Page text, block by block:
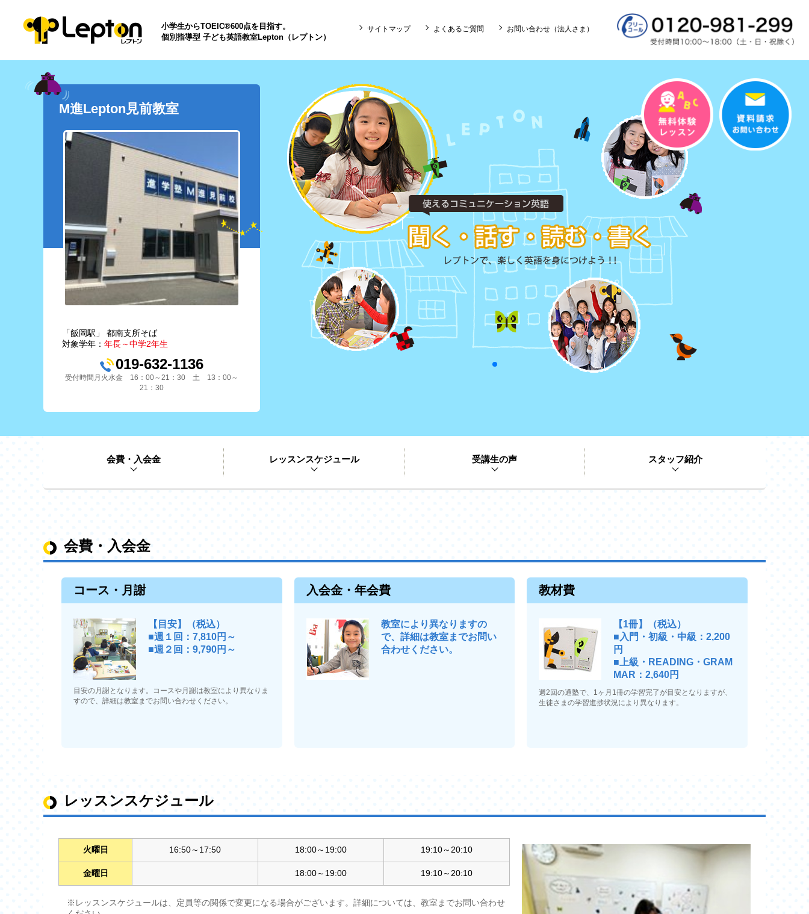
小学生からTOEIC®600点を目指す。
個別指導型 子ども英語教室Lepton（レプトン）
サイトマップ よくあるご質問 お問い合わせ（法人さま）
M進Lepton見前教室
「飯岡駅」 都南支所そば
対象学年： 年長～中学2年生
019-632-1136
受付時間月火水金 16：00～21：30 土 13：00～
21：30
会費・入会金 レッスンスケジュール 受講生の声 スタッフ紹介
会費・入会金
コース・月謝
【目安】（税込）
■週１回：7,810円～
■週２回：9,790円～
目安の月謝となります。コースや月謝は教室により異なりま
すので、詳細は教室までお問い合わせください。
入会金・年会費
教室により異なりますの
で、詳細は教室までお問い
合わせください。
教材費
【1冊】（税込）
■入門・初級・中級：2,200
円
■上級・READING・GRAM
MAR：2,640円
週2回の通塾で、1ヶ月1冊の学習完了が目安となりますが、
生徒さまの学習進捗状況により異なります。
レッスンスケジュール
火曜日 16:50～17:50 18:00～19:00 19:10～20:10
金曜日 18:00～19:00 19:10～20:10
※レッスンスケジュールは、定員等の関係で変更になる場合がございます。詳細については、教室までお問い合わせ